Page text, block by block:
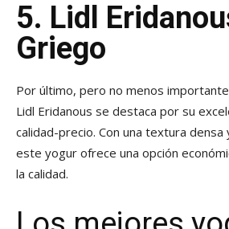
5. Lidl
Griego
Por último, pero no menos
Lidl Eridanous se destaca por su
calidad-precio. Con una textura densa
este yogur ofrece una opción
la calidad.